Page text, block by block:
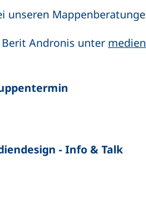
unseren
Andronis unter
- Info & Talk